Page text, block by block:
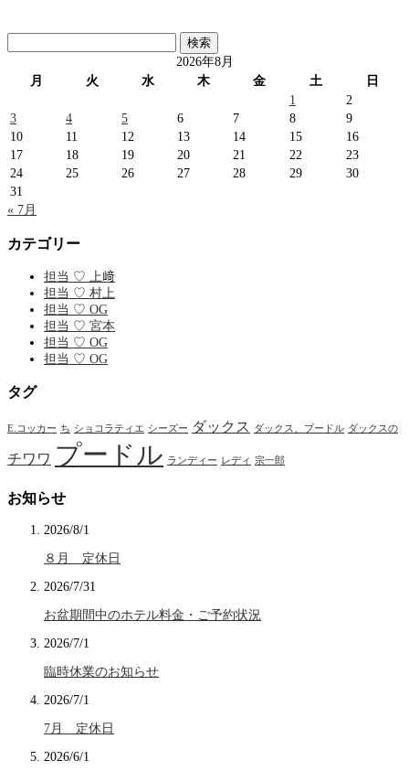
索:
2026年8月
月
火 水 木 金 土
日
1
2
3
4 5 6 7 8
9
10
11 12 13 14 15
16
17
18 19 20 21 22
23
24
25 26 27 28 29
30
31
« 7月
カテゴリー
担当 ♡ 上﨑
担当 ♡ 村上
担当 ♡ OG
担当 ♡ 宮本
担当 ♡ OG
担当 ♡ OG
タグ
E.コッカー ち ショコラティエ シーズー ダックス ダックス、プードル ダックスの
チワワ プードル ランディー レディ 宗一郎
お知らせ
2026/8/1
８月 定休日
2026/7/31
お盆期間中のホテル料金・ご予約状況
2026/7/1
臨時休業のお知らせ
2026/7/1
7月 定休日
2026/6/1